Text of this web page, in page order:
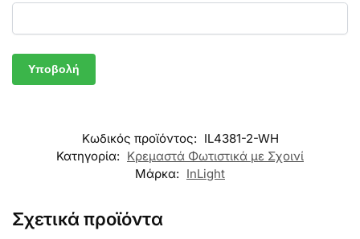
Κωδικός προϊόντος: IL4381-2-WH
Κατηγορία: Κρεμαστά Φωτιστικά με Σχοινί
Μάρκα: InLight
Σχετικά προϊόντα